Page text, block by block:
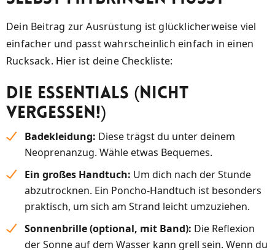
Dein Beitrag zur Ausrüstung ist glücklicherweise viel
einfacher und passt wahrscheinlich einfach in einen
Rucksack. Hier ist deine Checkliste:
Die Essentials (Nicht
vergessen!)
Badekleidung: Diese trägst du unter deinem
Neoprenanzug. Wähle etwas Bequemes.
Ein großes Handtuch: Um dich nach der Stunde
abzutrocknen. Ein Poncho-Handtuch ist besonders
praktisch, um sich am Strand leicht umzuziehen.
Sonnenbrille (optional, mit Band): Die Reflexion
der Sonne auf dem Wasser kann grell sein. Wenn du